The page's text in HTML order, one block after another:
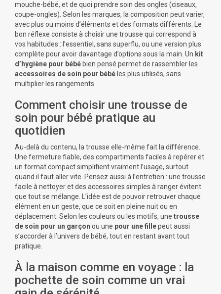
mouche-bébé, et de quoi prendre soin des ongles (ciseaux,
coupe-ongles). Selon les marques, la composition peut varier,
avec plus ou moins d’éléments et des formats différents. Le
bon réflexe consiste à choisir une trousse qui correspond à
vos habitudes : l’essentiel, sans superflu, ou une version plus
complète pour avoir davantage d’options sous la main. Un kit
d’hygiène pour bébé bien pensé permet de rassembler les
accessoires de soin pour bébé les plus utilisés, sans
multiplier les rangements.
Comment choisir une trousse de
soin pour bébé pratique au
quotidien
Au-delà du contenu, la trousse elle-même fait la différence.
Une fermeture fiable, des compartiments faciles à repérer et
un format compact simplifient vraiment l’usage, surtout
quand il faut aller vite. Pensez aussi à l’entretien : une trousse
facile à nettoyer et des accessoires simples à ranger évitent
que tout se mélange. L’idée est de pouvoir retrouver chaque
élément en un geste, que ce soit en pleine nuit ou en
déplacement. Selon les couleurs ou les motifs, une trousse
de soin pour un garçon ou une pour une fillepeut aussi
s’accorder à l’univers de bébé, tout en restant avant tout
pratique.
À la maison comme en voyage : la
pochette de soin comme un vrai